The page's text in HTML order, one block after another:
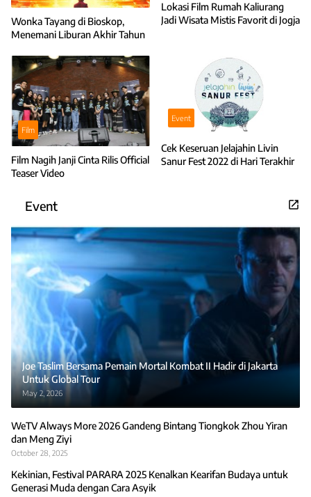
Wonka Tayang di Bioskop,
Menemani Liburan Akhir Tahun
Lokasi Film Rumah Kaliurang
Jadi Wisata Mistis Favorit di Jogja
Film
Film Nagih Janji Cinta Rilis Official
Teaser Video
Event
Cek Keseruan Jelajahin Livin
Sanur Fest 2022 di Hari Terakhir
Event
Joe Taslim Bersama Pemain Mortal Kombat II Hadir di Jakarta
Untuk Global Tour
May 2, 2026
WeTV Always More 2026 Gandeng Bintang Tiongkok Zhou Yiran
dan Meng Ziyi
October 28, 2025
Kekinian, Festival PARARA 2025 Kenalkan Kearifan Budaya untuk
Generasi Muda dengan Cara Asyik